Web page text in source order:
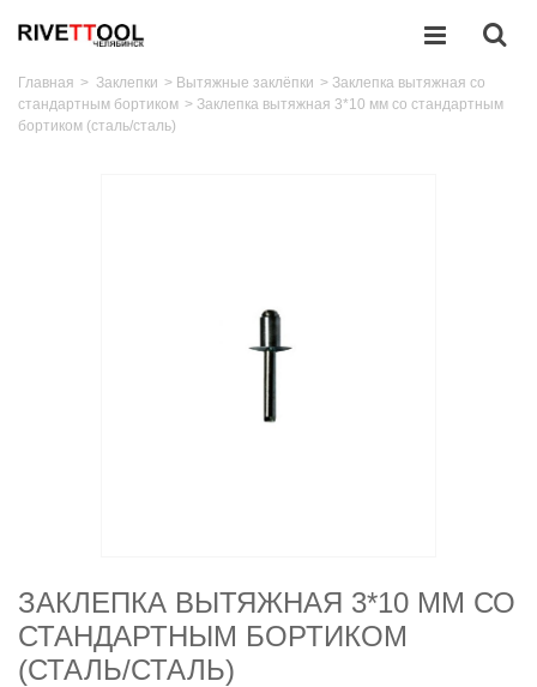
Главная > Заклепки > Вытяжные заклёпки > Заклепка вытяжная со
стандартным бортиком > Заклепка вытяжная 3*10 мм со стандартным
бортиком (сталь/сталь)
ЗАКЛЕПКА ВЫТЯЖНАЯ 3*10 ММ СО
СТАНДАРТНЫМ БОРТИКОМ
(СТАЛЬ/СТАЛЬ)